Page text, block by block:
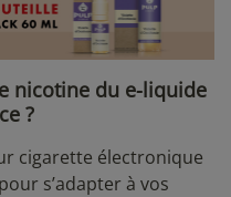
nicotine du e-liquide
?
cigarette électronique
s’adapter à vos